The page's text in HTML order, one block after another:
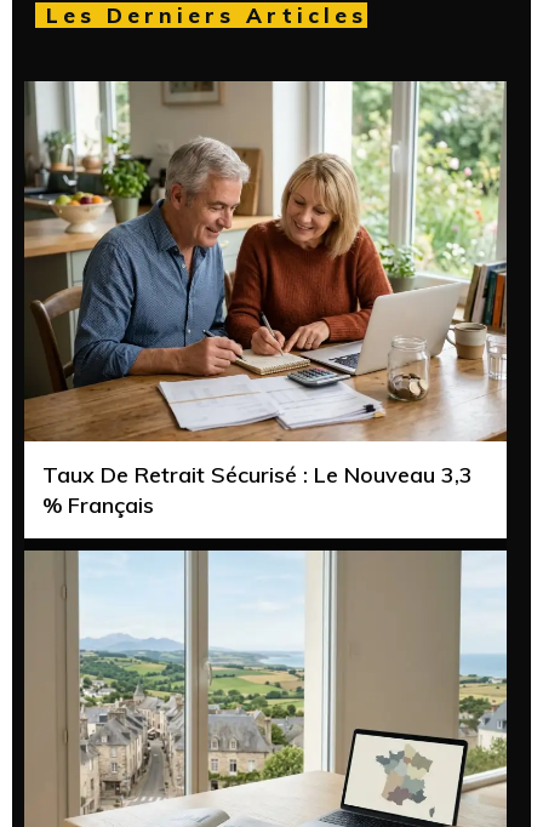
Les Derniers Articles
Taux De Retrait Sécurisé : Le Nouveau 3,3
% Français